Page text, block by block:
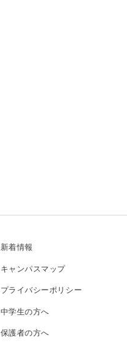
新着情報
キャンパスマップ
プライバシーポリシー
中学生の方へ
保護者の方へ